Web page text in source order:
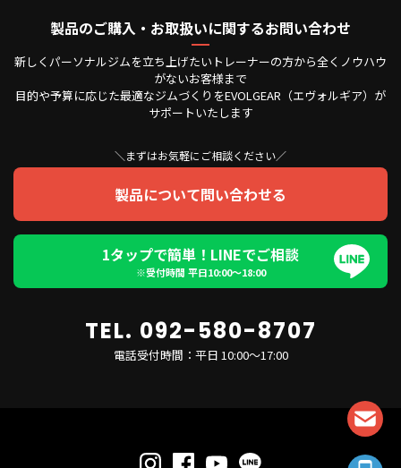
製品のご購入・お取扱いに関するお問い合わせ
新しくパーソナルジムを立ち上げたいトレーナーの方から全くノウハウ
がないお客様まで
目的や予算に応じた最適なジムづくりをEVOLGEAR（エヴォルギア）が
サポートいたします
＼まずはお気軽にご相談ください／
製品について問い合わせる
1タップで簡単！LINEでご相談
※受付時間 平日10:00〜18:00
TEL. 092-580-8707
電話受付時間：平日 10:00～17:00